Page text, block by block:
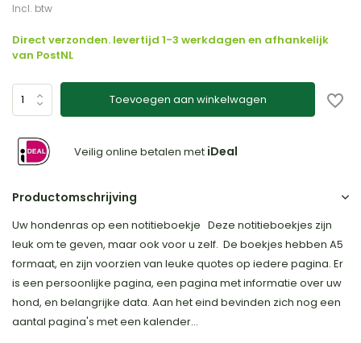
Incl. btw
Direct verzonden. levertijd 1-3 werkdagen en afhankelijk
van PostNL
Toevoegen aan winkelwagen
Veilig online betalen met iDeal
Productomschrijving
Uw hondenras op een notitieboekje Deze notitieboekjes zijn
leuk om te geven, maar ook voor u zelf. De boekjes hebben A5
formaat, en zijn voorzien van leuke quotes op iedere pagina. Er
is een persoonlijke pagina, een pagina met informatie over uw
hond, en belangrijke data. Aan het eind bevinden zich nog een
aantal pagina's met een kalender...